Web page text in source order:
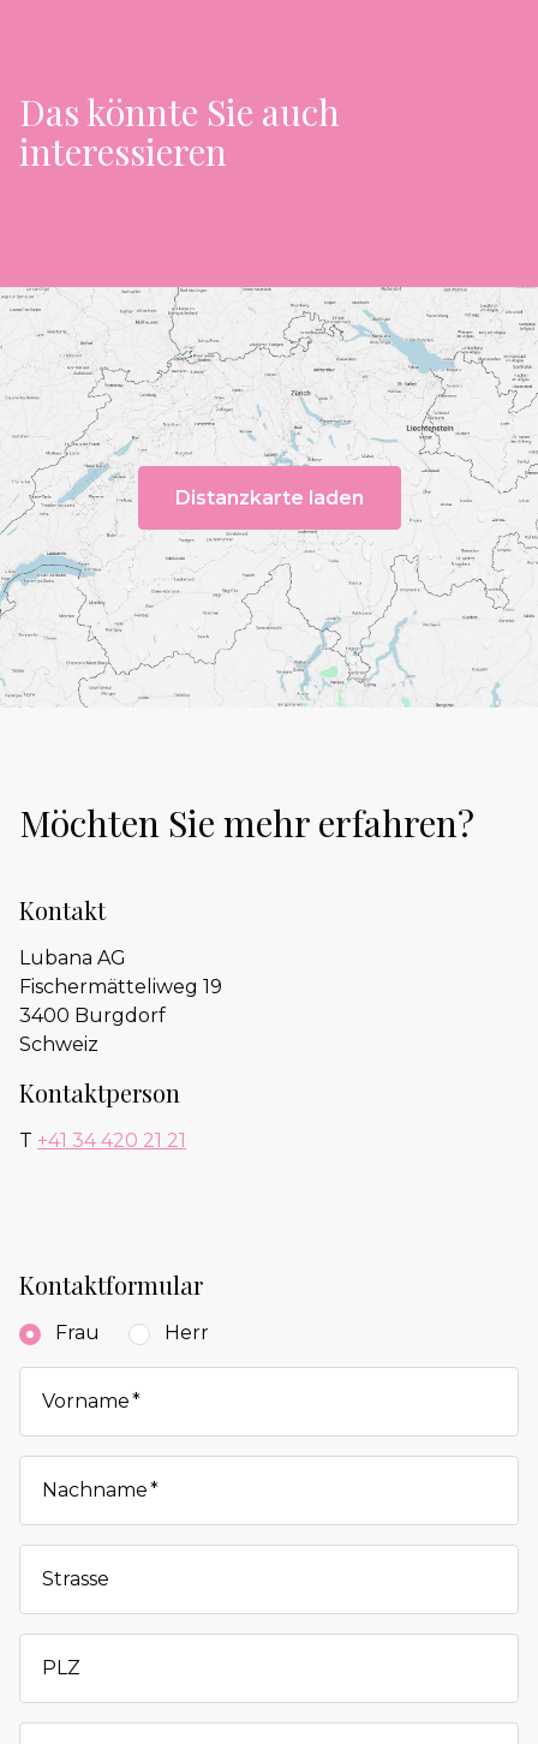
Das könnte Sie auch
interessieren
Distanzkarte laden
Möchten Sie mehr erfahren?
Kontakt
Lubana AG
Fischermätteliweg 19
3400 Burgdorf
Schweiz
Kontaktperson
T +41 34 420 21 21
Kontaktformular
Frau Herr
Vorname
Nachname
Strasse
PLZ